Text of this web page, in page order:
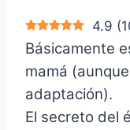
4.9 (
Básicamente
mamá
adaptación).
El secreto del